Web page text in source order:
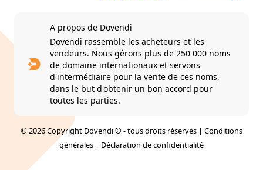
A propos de Dovendi
Dovendi rassemble les acheteurs et les
vendeurs. Nous gérons plus de 250 000 noms
de domaine internationaux et servons
d'intermédiaire pour la vente de ces noms,
dans le but d'obtenir un bon accord pour
toutes les parties.
© 2026 Copyright Dovendi © - tous droits réservés | Conditions
générales | Déclaration de confidentialité